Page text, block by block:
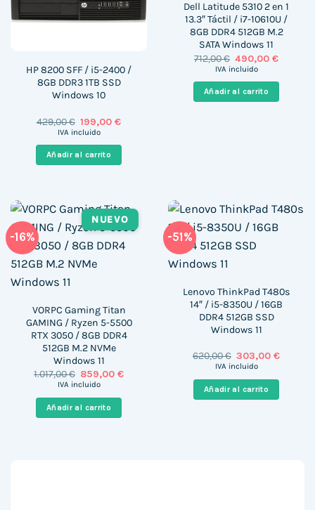
HP 8200 SFF / i5-2400 /
8GB DDR3 1TB SSD
Windows 10
429,00€ El
precio
era:
429,00 €.
199,00€El
es:
199,00 €.
IVA incluido
Añadir al carrito
Dell Latitude 5310 2 en 1
13.3″ Táctil / i7-10610U /
8GB DDR4 512GB M.2
SATA Windows 11
712,00€ El
precio
era:
712,00 €.
490,00€El
es:
490,00
IVA incluido
Añadir al carrito
-16%
NUEVO
VORPC Gaming Titan
GAMING / Ryzen 5-5500
RTX 3050 / 8GB DDR4
512GB M.2 NVMe
Windows 11
1.017,00€ El
precio
era:
1.017,00 €.
859,00€El
IVA incluido
Añadir al carrito
-51%
Lenovo ThinkPad T480s
14″ / i5-8350U / 16GB
DDR4 512GB SSD
Windows 11
620,00€ El
precio
era:
620,00 €.
303,00€El
IVA incluido
Añadir al carrito